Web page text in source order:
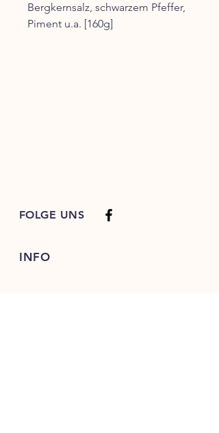
Bergkernsalz, schwarzem Pfeffer,
Piment u.a. [160g]
FOLGE UNS
INFO